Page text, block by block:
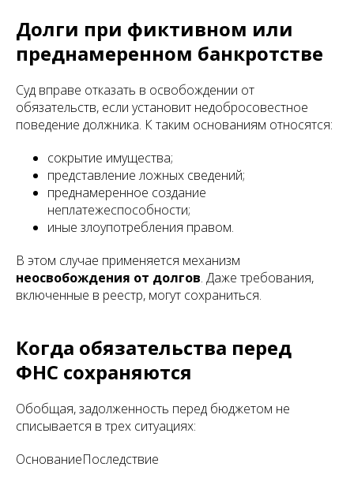
Долги при фиктивном или
преднамеренном банкротстве
Суд вправе отказать в освобождении от
обязательств, если установит недобросовестное
поведение должника. К таким основаниям относятся:
сокрытие имущества;
представление ложных сведений;
преднамеренное создание
неплатежеспособности;
иные злоупотребления правом.
В этом случае применяется механизм
неосвобождения от долгов. Даже требования,
включенные в реестр, могут сохраниться.
Когда обязательства перед
ФНС сохраняются
Обобщая, задолженность перед бюджетом не
списывается в трех ситуациях:
ОснованиеПоследствие